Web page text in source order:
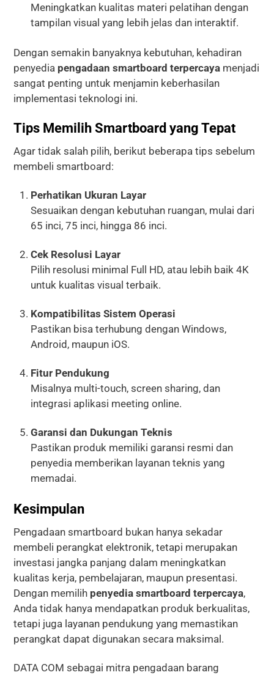
Meningkatkan kualitas materi pelatihan dengan
tampilan visual yang lebih jelas dan interaktif.
Dengan semakin banyaknya kebutuhan, kehadiran
penyedia pengadaan smartboard terpercaya menjadi
sangat penting untuk menjamin keberhasilan
implementasi teknologi ini.
Tips Memilih Smartboard yang Tepat
Agar tidak salah pilih, berikut beberapa tips sebelum
membeli smartboard:
Perhatikan Ukuran Layar
Sesuaikan dengan kebutuhan ruangan, mulai dari
65 inci, 75 inci, hingga 86 inci.
Cek Resolusi Layar
Pilih resolusi minimal Full HD, atau lebih baik 4K
untuk kualitas visual terbaik.
Kompatibilitas Sistem Operasi
Pastikan bisa terhubung dengan Windows,
Android, maupun iOS.
Fitur Pendukung
Misalnya multi-touch, screen sharing, dan
integrasi aplikasi meeting online.
Garansi dan Dukungan Teknis
Pastikan produk memiliki garansi resmi dan
penyedia memberikan layanan teknis yang
memadai.
Kesimpulan
Pengadaan smartboard bukan hanya sekadar
membeli perangkat elektronik, tetapi merupakan
investasi jangka panjang dalam meningkatkan
kualitas kerja, pembelajaran, maupun presentasi.
Dengan memilih penyedia smartboard terpercaya,
Anda tidak hanya mendapatkan produk berkualitas,
tetapi juga layanan pendukung yang memastikan
perangkat dapat digunakan secara maksimal.
DATA COM sebagai mitra pengadaan barang